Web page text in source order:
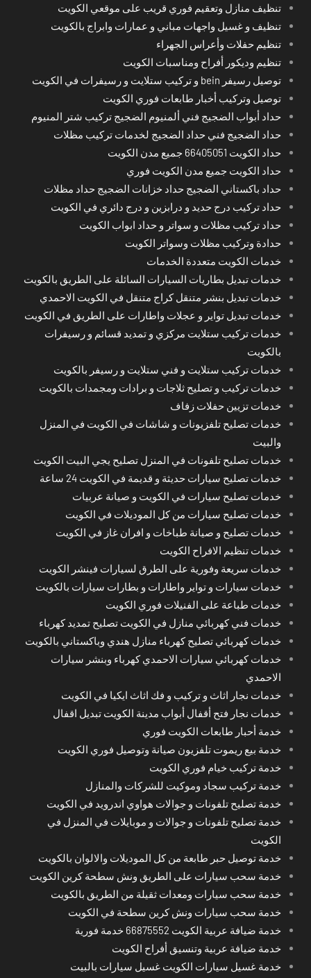
تنظيف منازل وتعقيم فوري قريب على موقعي الكويت
تنظيف و غسيل واجهات مباني و عمارات وابراج بالكويت
تنظيم حفلات وأعراس الجهراء
تنظيم وديكور أفراح ومناسبات الكويت
توصيل رسيفر bein و تركيب ستلايت و رسيفرات في الكويت
توصيل وتركيب أخبار طابعات فوري الكويت
حداد أبواب الضجيج فني ألمنيوم الضجيج تركيب شتر المنيوم
حداد الضجيج فني حداد الضجيج لخدمات تركيب مظلات
حداد الكويت 66405051 جميع مدن الكويت
حداد الكويت جميع مدن الكويت فوري
حداد باكستاني الضجيج حداد خزانات الضجيج حداد مظلات
حداد تركيب درج حديد و درابزين و درج دائري في الكويت
حداد تركيب مظلات و سواتر و حداد ابواب الكويت
حدادة وتركيب مظلات وسواتر الكويت
خدمات الكويت متعددة الخدمات
خدمات تبديل بطاريات السيارات السائلة على الطريق بالكويت
خدمات تبديل بنشر متنقل كراج متنقل في الكويت الاحمدي
خدمات تبديل تواير و عجلات واطارات على الطريق في الكويت
خدمات تركيب ستلايت مركزي و تمديد قسائم و رسيفرات
بالكويت
خدمات تركيب ستلايت و فني ستلايت و رسيفر بالكويت
خدمات تركيب و تصليح ثلاجات و برادات ومجمدات بالكويت
خدمات تزيين حفلات زفاف
خدمات تصليح تلفزيونات و شاشات في الكويت في المنزل
والبيت
خدمات تصليح تلفونات في المنزل تصليح يجي البيت الكويت
خدمات تصليح سيارات حديثة و قديمة في الكويت 24 ساعة
خدمات تصليح سيارات في الكويت و صيانة عربيات
خدمات تصليح سيارات من كل الموديلات في الكويت
خدمات تصليح و صيانة طباخات و افران غاز في الكويت
خدمات تنظيم الافراح الكويت
خدمات سريعة وفورية على الطرق لسيارات فينشر الكويت
خدمات سيارات و تواير واطارات و بطارات سيارات بالكويت
خدمات طباعة على الفنيلات فوري الكويت
خدمات فني كهربائي منازل في الكويت تصليح تمديد كهرباء
خدمات كهربائي تصليح كهرباء منازل هندي وباكستاني بالكويت
خدمات كهربائي سيارات الاحمدي كهرباء وبنشر سيارات
الاحمدي
خدمات نجار اثاث و تركيب و فك اثاث ايكيا في الكويت
خدمات نجار فتح أقفال أبواب مدينة الكويت تبديل اقفال
خدمة أحبار طابعات الكويت فوري
خدمة بيع ريموت تلفزيون صيانة وتوصيل فوري الكويت
خدمة تركيب خيام فوري الكويت
خدمة تركيب سجاد وموكيت للشركات والمنازل
خدمة تصليح تلفونات و جوالات هواوي اندرويد في الكويت
خدمة تصليح تلفونات و جوالات و موبايلات في المنزل في
الكويت
خدمة توصيل حبر طابعة من كل الموديلات والالوان بالكويت
خدمة سحب سيارات على الطريق ونش سطحة كرين الكويت
خدمة سحب سيارات ومعدات ثقيلة من الطريق بالكويت
خدمة سحب سيارات ونش كرين سطحة في الكويت
خدمة ضيافة عربية الكويت 66875552 خدمة فورية
خدمة ضيافة عربية وتنسيق أفراح الكويت
خدمة غسيل سيارات الكويت غسيل سيارات بالبيت